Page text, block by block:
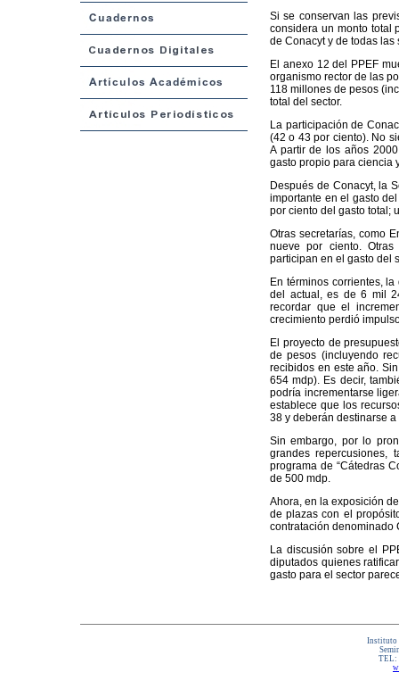
Si se conservan las
considera un monto total
de Conacyt y de todas
El anexo 12 del PPEF
organismo rector de las
118 millones de pesos
total del sector.
La participación de
(42 o 43 por ciento). No
A partir de los años
gasto propio para ciencia
Después de Conacyt, la
importante en el gasto
por ciento del gasto total;
Otras secretarías, como
nueve por ciento. Otras
participan en el gasto del
En términos corrientes,
del actual, es de 6 mil
recordar que el
crecimiento perdió
El proyecto de
de pesos (incluyendo
recibidos en este año.
654 mdp). Es decir,
podría incrementarse
establece que los
38 y deberán destinarse
Sin embargo, por lo
grandes repercusiones,
programa de “Cátedras
de 500 mdp.
Ahora, en la exposición
de plazas con el
contratación denominado
La discusión sobre el
diputados quienes
gasto para el sector
Instituto
TEL: